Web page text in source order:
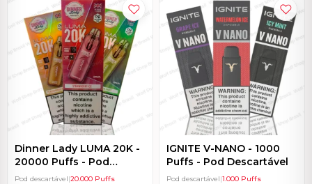
Dinner Lady LUMA 20K -
20000 Puffs - Pod
Descartável
Pod descartável|20.000 Puffs
IGNITE V-NANO - 1000
Puffs - Pod Descartável
Pod descartável|1.000 Puffs